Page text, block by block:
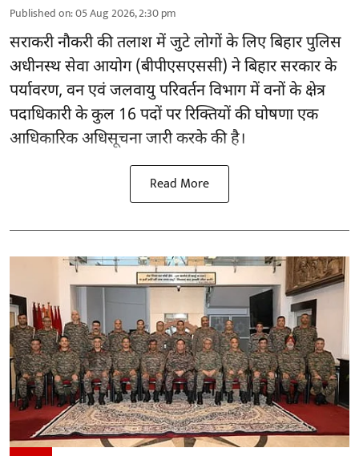
Published on:05 Aug 2026, 2:30 pm
सराकरी नौकरी की तलाश में जुटे लोगों के लिए बिहार पुलिस
अधीनस्थ सेवा आयोग (बीपीएसएससी) ने बिहार सरकार के
पर्यावरण, वन एवं जलवायु परिवर्तन विभाग में वनों के क्षेत्र
पदाधिकारी के कुल 16 पदों पर रिक्तियों की घोषणाएक
आधिकारिक अधिसूचना जारी करके की है।
Read More